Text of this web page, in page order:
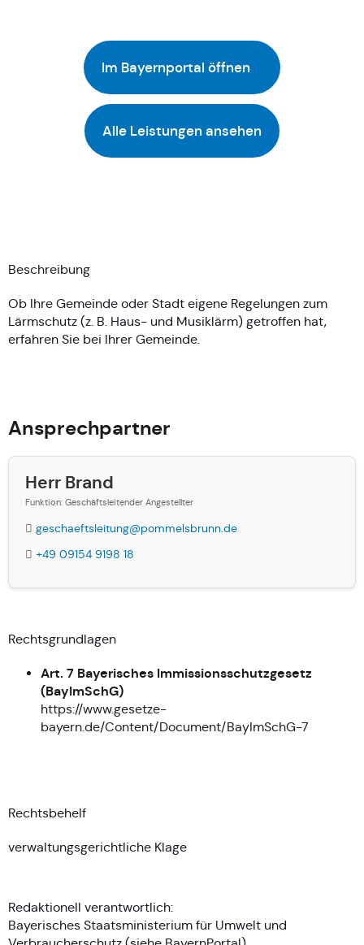
Im Bayernportal öffnen
Alle Leistungen ansehen
Beschreibung
Ob Ihre Gemeinde oder Stadt eigene Regelungen zum
Lärmschutz (z. B. Haus- und Musiklärm) getroffen hat,
erfahren Sie bei Ihrer Gemeinde.
Ansprechpartner
Herr Brand
Funktion: Geschäftsleitender Angestellter
geschaeftsleitung@pommelsbrunn.de
+49 09154 9198 18
Rechtsgrundlagen
Art. 7 Bayerisches Immissionsschutzgesetz
(BayImSchG)
https://www.gesetze-
bayern.de/Content/Document/BayImSchG-7
Rechtsbehelf
verwaltungsgerichtliche Klage
Redaktionell verantwortlich:
Bayerisches Staatsministerium für Umwelt und